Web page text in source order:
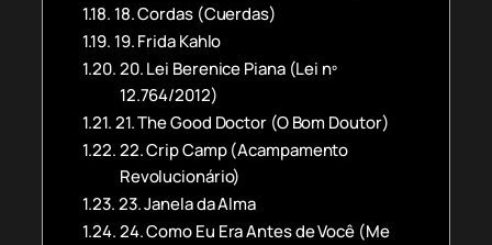
18. Cordas (Cuerdas)
19. Frida Kahlo
20. Lei Berenice Piana (Lei nº
12.764/2012)
21. The Good Doctor (O Bom Doutor)
22. Crip Camp (Acampamento
Revolucionário)
23. Janela da Alma
24. Como Eu Era Antes de Você (Me